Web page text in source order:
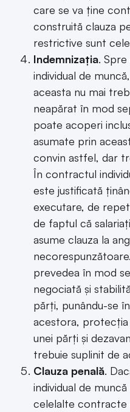
care se va ține
construită clauza
restrictive sunt
Indemnizația.
individual de
aceasta nu mai
neapărat în mod
poate acoperi
asumate prin
convin astfel, dar
În contractul
este justificată
executare, de
de faptul că
asume clauza la
prevedea în mod
negociată și
părți, punându-se
acestora,
unei părți și
trebuie suplinit de
Clauza penală.
individual de
celelalte contracte